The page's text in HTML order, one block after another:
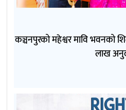
कञ्चनपुरको महेश्वर मावि भवनको
लाख